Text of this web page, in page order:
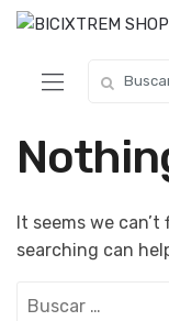
It seems we
searching can